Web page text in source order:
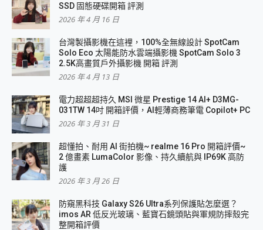
SSD 固態硬碟開箱 評測
2026 年 4 月 16 日
台灣製攝影機在這裡，100%全無線設計 SpotCam
Solo Eco 太陽能防水雲端攝影機 SpotCam Solo 3
2.5K高畫質戶外攝影機 開箱 評測
2026 年 4 月 13 日
電力超超超持久 MSI 微星 Prestige 14 AI+ D3MG-
031TW 14吋 開箱評價，AI輕薄商務筆電 Copilot+ PC
2026 年 3 月 31 日
超懂拍、耐用 AI 街拍機~ realme 16 Pro 開箱評價~
2 億畫素 LumaColor 影像、持久續航與 IP69K 高防
護
2026 年 3 月 26 日
防窺黑科技 Galaxy S26 Ultra系列保護貼怎麼選？
imos AR 低反光玻璃、藍寶石鏡頭貼與軍規防摔殼完
整開箱評價